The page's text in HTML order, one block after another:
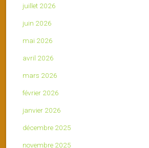
juillet 2026
juin 2026
mai 2026
avril 2026
mars 2026
février 2026
janvier 2026
décembre 2025
novembre 2025